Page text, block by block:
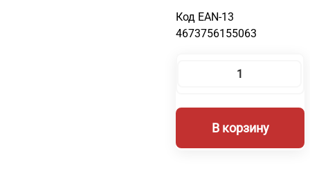
Код EAN-13
4673756155063
Корпус
228716
В корзину